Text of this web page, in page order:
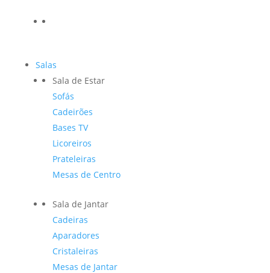
Salas
Sala de Estar
Sofás
Cadeirões
Bases TV
Licoreiros
Prateleiras
Mesas de Centro
Sala de Jantar
Cadeiras
Aparadores
Cristaleiras
Mesas de Jantar